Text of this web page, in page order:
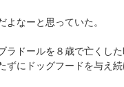
なーと思っていた。
ラドールを８歳で亡くし
ずにドッグフードを与え